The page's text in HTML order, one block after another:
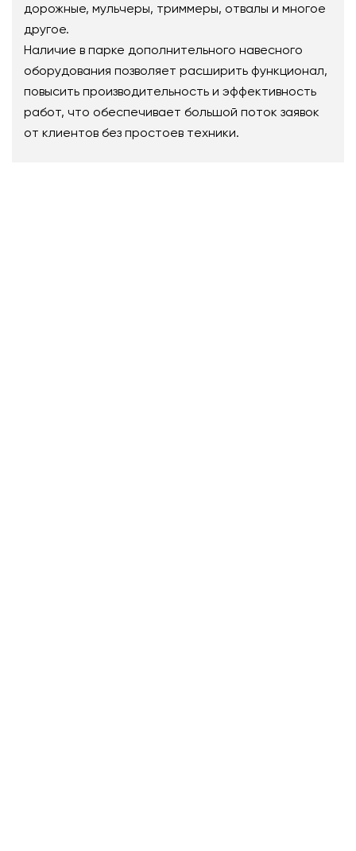
дорожные, мульчеры, триммеры, отвалы и многое
другое.
Наличие в парке дополнительного навесного
оборудования позволяет расширить функционал,
повысить производительность и эффективность
работ, что обеспечивает большой поток заявок
от клиентов без простоев техники.